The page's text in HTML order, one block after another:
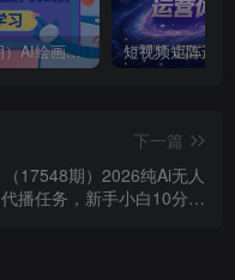
（14884期）AI绘画进阶课，涵盖电商摄影等多领域，PS操作与AI工具使用全面教学
下一篇
（17548期）2026纯Ai无人
代播任务，新手小白10分钟